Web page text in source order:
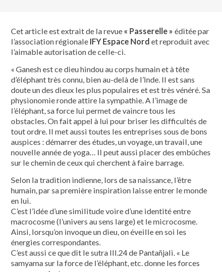
Cet article est extrait de la revue « Passerelle » éditée par
l’association régionale IFY Espace Nord et reproduit avec
l’aimable autorisation de celle-ci.
« Ganesh est ce dieu hindou au corps humain et à tête
d’éléphant très connu, bien au-delà de l’Inde. Il est sans
doute un des dieux les plus populaires et est très vénéré. Sa
physionomie ronde attire la sympathie. A l’image de
l’éléphant, sa force lui permet de vaincre tous les
obstacles. On fait appel à lui pour briser les difficultés de
tout ordre. Il met aussi toutes les entreprises sous de bons
auspices : démarrer des études, un voyage, un travail, une
nouvelle année de yoga… Il peut aussi placer des embûches
sur le chemin de ceux qui cherchent à faire barrage.
Selon la tradition indienne, lors de sa naissance, l’être
humain, par sa première inspiration laisse entrer le monde
en lui.
C’est l’idée d’une similitude voire d’une identité entre
macrocosme (l’univers au sens large) et le microcosme.
Ainsi, lorsqu’on invoque un dieu, on éveille en soi les
énergies correspondantes.
C’est aussi ce que dit le sutra III.24 de Pantañjali. « Le
samyama sur la force de l’éléphant, etc. donne les forces